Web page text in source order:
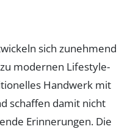
sich zunehmend
modernen Lifestyle-
Handwerk mit
schaffen damit nicht
Erinnerungen. Die